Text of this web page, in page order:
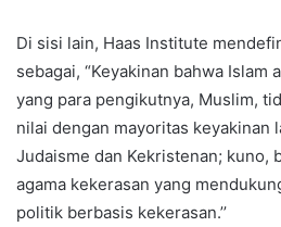
Di sisi lain, Haas Institute
sebagai, “Keyakinan bahwa Islam
yang para pengikutnya, Muslim,
nilai dengan mayoritas keyakinan
Judaisme dan Kekristenan; kuno,
agama kekerasan yang
politik berbasis kekerasan.’’